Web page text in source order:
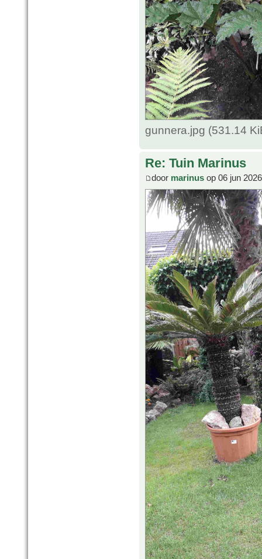
gunnera.jpg (531.14
Re: Tuin Marinus
door marinus op 06 jun